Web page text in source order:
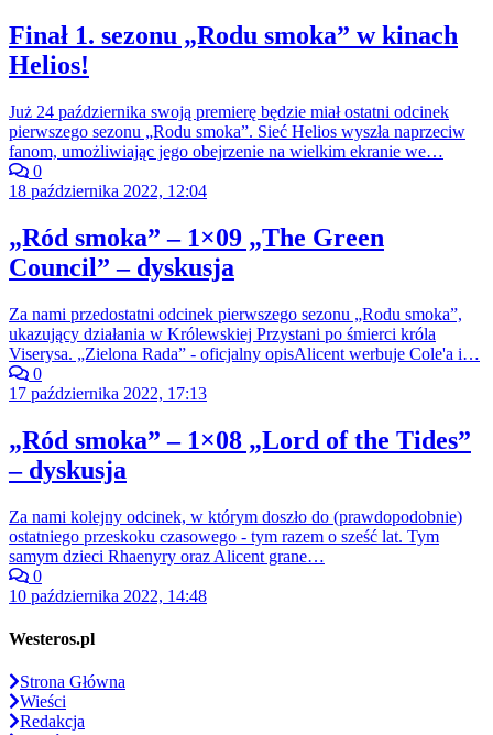
Finał 1. sezonu „Rodu smoka” w kinach
Helios!
Już 24 października swoją premierę będzie miał ostatni odcinek
pierwszego sezonu „Rodu smoka”. Sieć Helios wyszła naprzeciw
fanom, umożliwiając jego obejrzenie na wielkim ekranie we…
0
18 października 2022, 12:04
„Ród smoka” – 1×09 „The Green
Council” – dyskusja
Za nami przedostatni odcinek pierwszego sezonu „Rodu smoka”,
ukazujący działania w Królewskiej Przystani po śmierci króla
Viserysa. „Zielona Rada” - oficjalny opisAlicent werbuje Cole'a i…
0
17 października 2022, 17:13
„Ród smoka” – 1×08 „Lord of the Tides”
– dyskusja
Za nami kolejny odcinek, w którym doszło do (prawdopodobnie)
ostatniego przeskoku czasowego - tym razem o sześć lat. Tym
samym dzieci Rhaenyry oraz Alicent grane…
0
10 października 2022, 14:48
Westeros.pl
Strona Główna
Wieści
Redakcja